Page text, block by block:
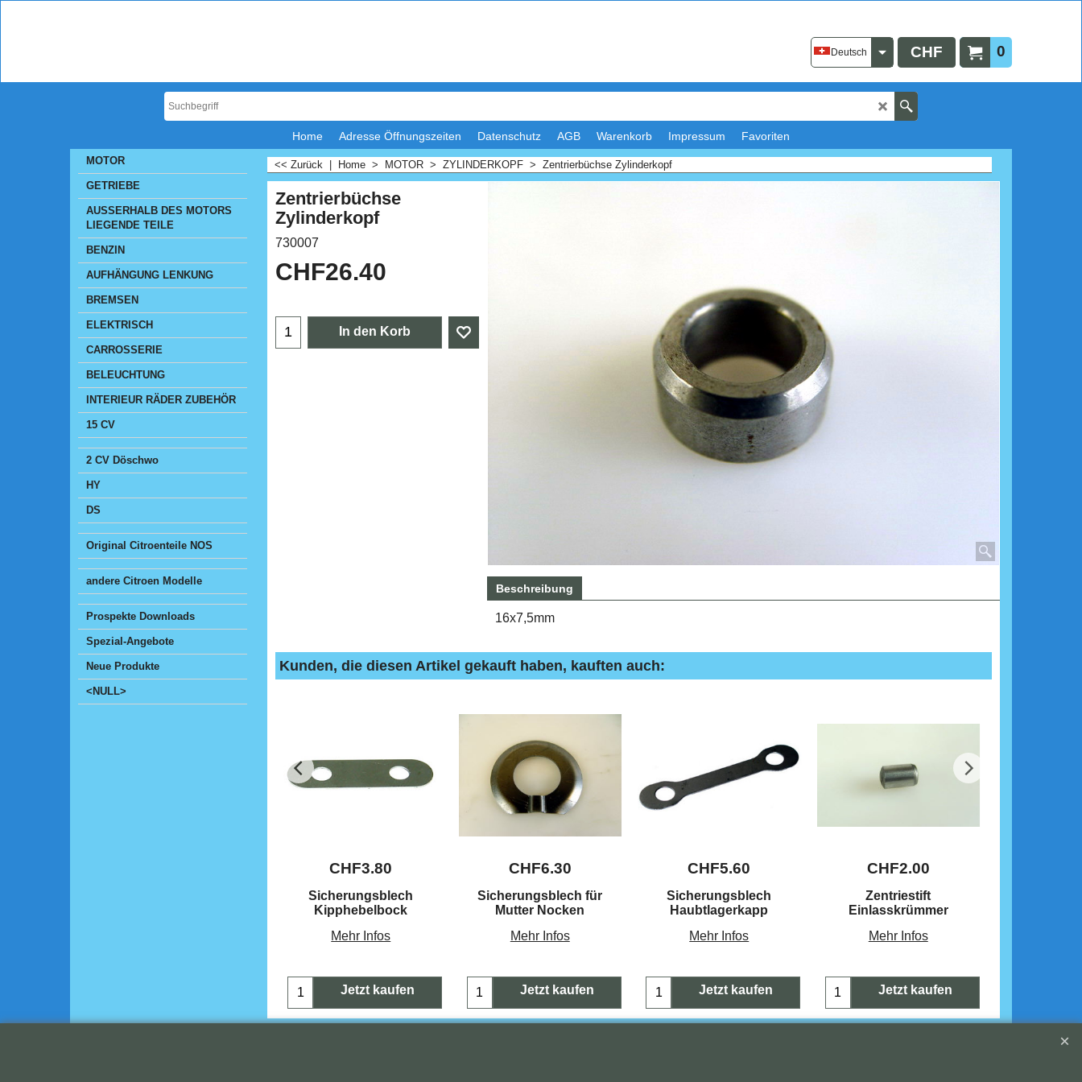
0
CHF
Deutsch
Home Adresse Öffnungszeiten Datenschutz AGB Warenkorb Impressum Favoriten
MOTOR
GETRIEBE
AUSSERHALB DES MOTORS
LIEGENDE TEILE
BENZIN
AUFHÄNGUNG LENKUNG
BREMSEN
ELEKTRISCH
CARROSSERIE
BELEUCHTUNG
INTERIEUR RÄDER ZUBEHÖR
15 CV
2 CV Döschwo
HY
DS
Original Citroenteile NOS
andere Citroen Modelle
Prospekte Downloads
Spezial-Angebote
Neue Produkte
<NULL>
<< Zurück Home > MOTOR > ZYLINDERKOPF > Zentrierbüchse Zylinderkopf
Zentrierbüchse
Zylinderkopf
730007
CHF26.40
In den Korb
Beschreibung
16x7,5mm
Kunden, die diesen Artikel gekauft haben, kauften auch:
CHF3.80
Sicherungsblech
Kipphebelbock
Mehr Infos
Jetzt kaufen
CHF6.30
Sicherungsblech für
Mutter Nocken
Mehr Infos
Jetzt kaufen
CHF5.60
Sicherungsblech
Haubtlagerkapp
Mehr Infos
Jetzt kaufen
CHF2.00
Zentriestift
Einlasskrümmer
Mehr Infos
Jetzt kaufen